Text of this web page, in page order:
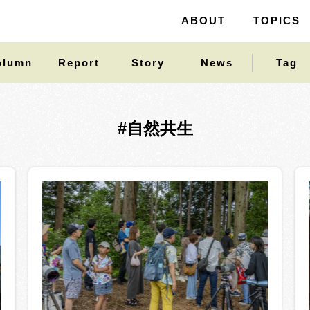
ABOUT TOPICS
ABOUT TOPICS
Report Story News Tag
#自然共生